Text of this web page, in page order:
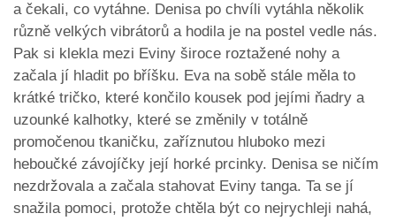
a čekali, co vytáhne. Denisa po chvíli vytáhla několik
různě velkých vibrátorů a hodila je na postel vedle nás.
Pak si klekla mezi Eviny široce roztažené nohy a
začala jí hladit po bříšku. Eva na sobě stále měla to
krátké tričko, které končilo kousek pod jejími ňadry a
uzounké kalhotky, které se změnily v totálně
promočenou tkaničku, zaříznutou hluboko mezi
heboučké závojíčky její horké prcinky. Denisa se ničím
nezdržovala a začala stahovat Eviny tanga. Ta se jí
snažila pomoci, protože chtěla být co nejrychleji nahá,